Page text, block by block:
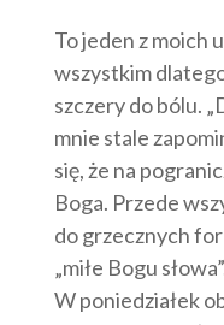
To jeden z moich
wszystkim
szczery do bólu.
mnie stale
się, że na
Boga. Przede
do grzecznych
„miłe Bogu
W poniedziałek